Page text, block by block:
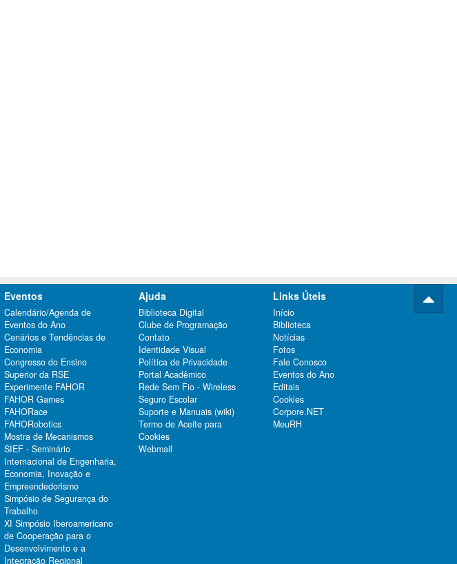
Eventos
Calendário/Agenda de
Eventos do Ano
Cenários e Tendências de
Economia
Congresso do Ensino
Superior da RSE
Experimente FAHOR
FAHOR Games
FAHORace
FAHORobotics
Mostra de Mecanismos
SIEF - Seminário
Internacional de Engenharia,
Economia, Inovação e
Empreendedorismo
Simpósio de Segurança do
Trabalho
XI Simpósio Iberoamericano
de Cooperação para o
Desenvolvimento e a
Integração Regional
Ajuda
Biblioteca Digital
Clube de Programação
Contato
Identidade Visual
Política de Privacidade
Portal Acadêmico
Rede Sem Fio - Wireless
Seguro Escolar
Suporte e Manuais (wiki)
Termo de Aceite para
Cookies
Webmail
Links Úteis
Início
Biblioteca
Notícias
Fotos
Fale Conosco
Eventos do Ano
Editais
Cookies
Corpore.NET
MeuRH